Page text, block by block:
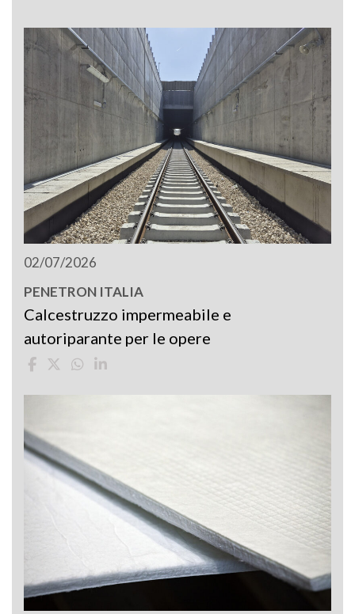
02/07/2026
PENETRON ITALIA
Calcestruzzo impermeabile e
autoriparante per le opere